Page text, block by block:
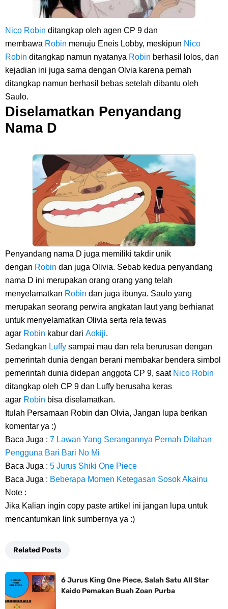
Nico Robin ditangkap oleh agen CP 9 dan
membawa Robin menuju Eneis Lobby, meskipun Nico
Robin ditangkap namun nyatanya Robin berhasil lolos, dan
kejadian ini juga sama dengan Olvia karena pernah
ditangkap namun berhasil bebas setelah dibantu oleh
Saulo.
Diselamatkan Penyandang
Nama D
Penyandang nama D juga memiliki takdir unik
dengan Robin dan juga Olivia. Sebab kedua penyandang
nama D ini merupakan orang orang yang telah
menyelamatkan Robin dan juga ibunya. Saulo yang
merupakan seorang perwira angkatan laut yang berhianat
untuk menyelamatkan Olivia serta rela tewas
agar Robin kabur dari Aokiji.
Sedangkan Luffy sampai mau dan rela berurusan dengan
pemerintah dunia dengan berani membakar bendera simbol
pemerintah dunia didepan anggota CP 9, saat Nico Robin
ditangkap oleh CP 9 dan Luffy berusaha keras
agar Robin bisa diselamatkan.
Itulah Persamaan Robin dan Olvia, Jangan lupa berikan
komentar ya :)
Baca Juga : 7 Lawan Yang Serangannya Pernah Ditahan
Pengguna Bari Bari No Mi
Baca Juga : 5 Jurus Shiki One Piece
Baca Juga : Beberapa Momen Ketegasan Sosok Akainu
Note :
Jika Kalian ingin copy paste artikel ini jangan lupa untuk
mencantumkan link sumbernya ya :)
Related Posts
6 Jurus King One Piece, Salah Satu All Star
Kaido Pemakan Buah Zoan Purba